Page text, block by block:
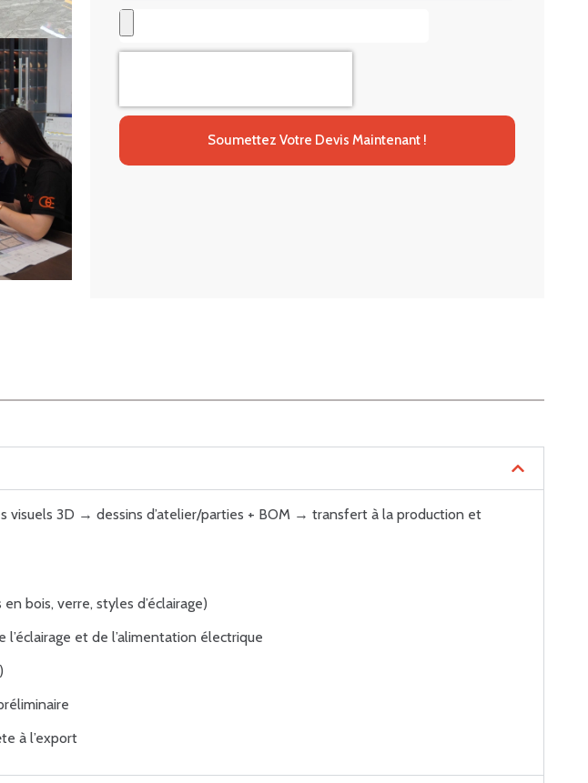
Soumettez Votre Devis Maintenant !
3D → dessins d’atelier/parties + BOM → transfert à la production et
bois, verre, styles d’éclairage)
et de l’alimentation électrique
à l’export